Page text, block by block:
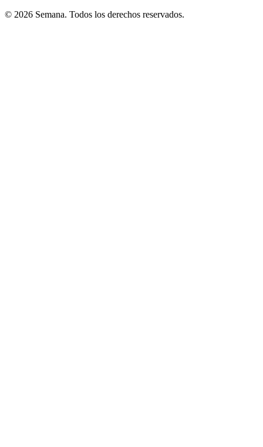
© 2026 Semana. Todos los derechos reservados.